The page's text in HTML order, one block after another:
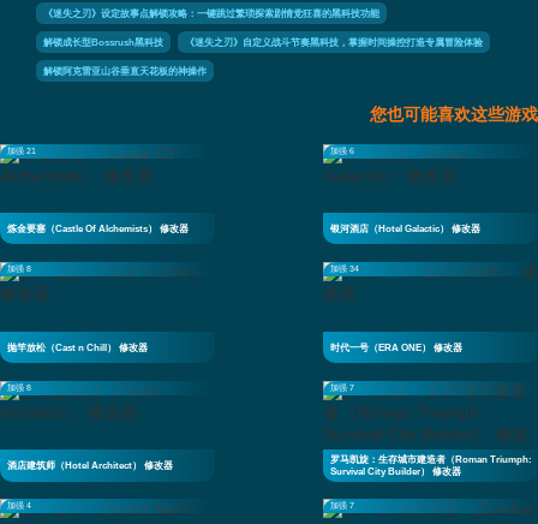
《迷失之刃》设定故事点解锁攻略：一键跳过繁琐探索剧情党狂喜的黑科技功能
解锁成长型Bossrush黑科技 《迷失之刃》自定义战斗节奏黑科技，掌握时间操控打造专属冒险体验
解锁阿克雷亚山谷垂直天花板的神操作
您也可能喜欢这些游戏
加强 21
炼金要塞（Castle Of Alchemists） 修改器
加强 6
银河酒店（Hotel Galactic） 修改器
加强 8
抛竿放松（Cast n Chill） 修改器
加强 34
时代一号（ERA ONE） 修改器
加强 8
酒店建筑师（Hotel Architect） 修改器
加强 7
罗马凯旋：生存城市建造者（Roman Triumph:
Survival City Builder） 修改器
加强 4 加强 7